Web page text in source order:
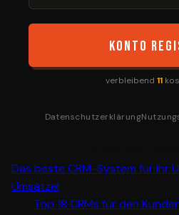
Konto
verbleibend 11
Datenschutzerklärung
Das beste CRM-System für Ihr
Umsätze!
Top 18 CRMs für den